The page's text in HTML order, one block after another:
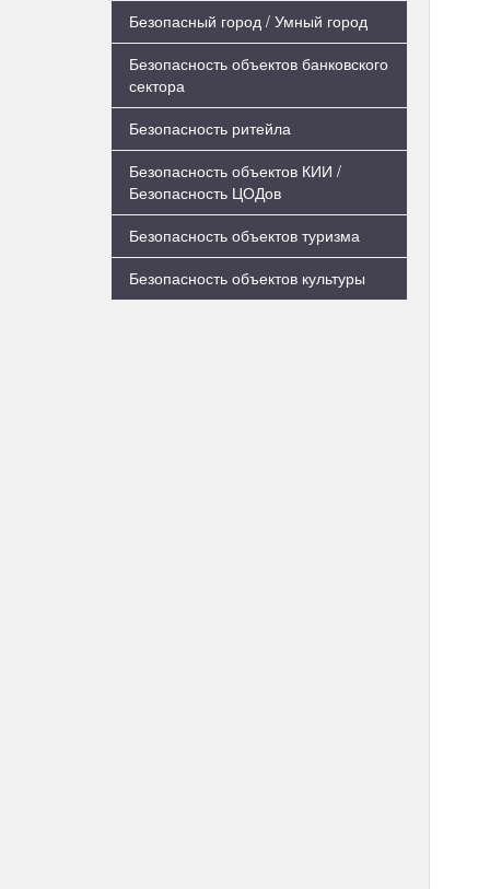
Безопасный город / Умный город
Безопасность объектов банковского
сектора
Безопасность ритейла
Безопасность объектов КИИ /
Безопасность ЦОДов
Безопасность объектов туризма
Безопасность объектов культуры